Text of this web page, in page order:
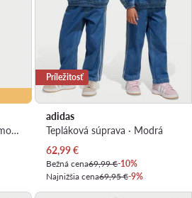
Každodenné šaty · Tmavomodrá
Príležitosť
adidas
Tepláková súprava · Modrá
Aktuálna cena
62,99€
Bežná cena69,99 €-10%
Najnižšia cena69,95 €-9%